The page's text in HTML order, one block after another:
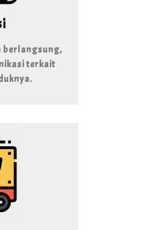
berlangsung,
terkait